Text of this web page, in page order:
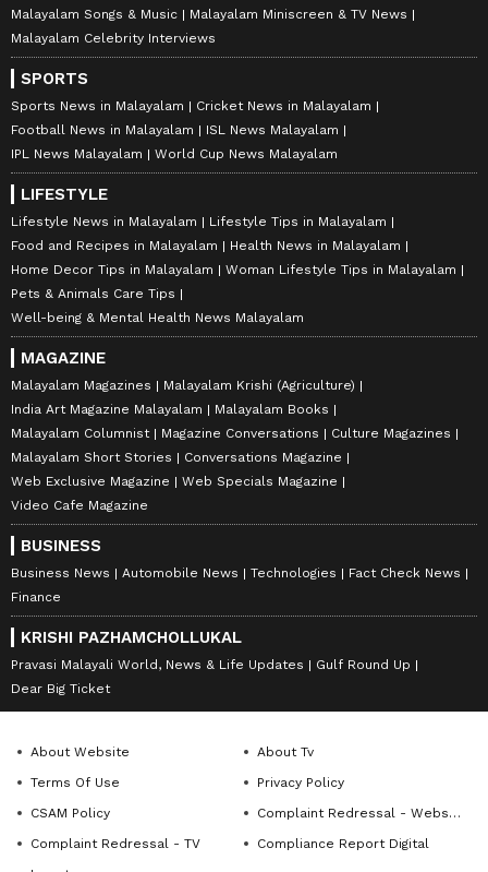
Malayalam Songs & Music
Malayalam Miniscreen & TV News
Malayalam Celebrity Interviews
SPORTS
Sports News in Malayalam
Cricket News in Malayalam
Football News in Malayalam
ISL News Malayalam
IPL News Malayalam
World Cup News Malayalam
LIFESTYLE
Lifestyle News in Malayalam
Lifestyle Tips in Malayalam
Food and Recipes in Malayalam
Health News in Malayalam
Home Decor Tips in Malayalam
Woman Lifestyle Tips in Malayalam
Pets & Animals Care Tips
Well-being & Mental Health News Malayalam
MAGAZINE
Malayalam Magazines
Malayalam Krishi (Agriculture)
India Art Magazine Malayalam
Malayalam Books
Malayalam Columnist
Magazine Conversations
Culture Magazines
Malayalam Short Stories
Conversations Magazine
Web Exclusive Magazine
Web Specials Magazine
Video Cafe Magazine
BUSINESS
Business News Automobile News Technologies
Fact Check News
Finance
KRISHI PAZHAMCHOLLUKAL
Pravasi Malayali World, News & Life Updates
Gulf Round Up
Dear Big Ticket
About Website
About Tv
Terms Of Use
Privacy Policy
CSAM Policy
Complaint Redressal - Website
Complaint Redressal - TV
Compliance Report Digital